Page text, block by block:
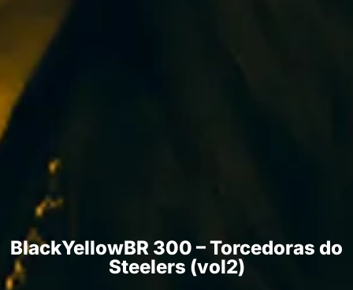
BlackYellowBR 300 – Torcedoras do
Steelers (vol2)